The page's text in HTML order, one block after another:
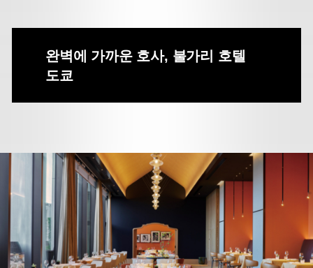
완벽에 가까운 호사, 불가리 호텔
도쿄